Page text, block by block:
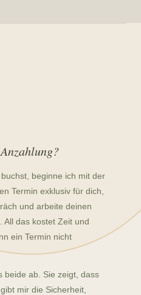
beginne ich mit der
Termin exklusiv für dich,
und arbeite deinen
All das kostet Zeit und
ein Termin nicht
beide ab. Sie zeigt, dass
mir die Sicherheit,